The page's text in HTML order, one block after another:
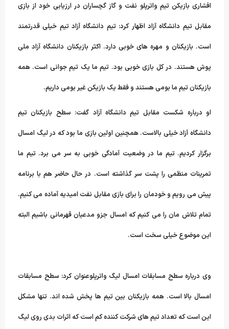
افشاری بازیکن تیم واترپلو نفت و گاز گچساران در ارزیابی خود از بازی
مقابل تیم دانشگاه آزاد اظهار کرد: تیم دانشگاه آزاد تیم خیلی قدرتمند
است. بازیکنان و مهره های خوبی دارد. اکثر بازیکنان دانشگاه آزاد ملی
پوشهستند. در کل بازی خوبی بود. تیم ما یک تیم جوانی است. همه
بازیکنان تیمما بومی هستند و فقط یک بازیکن غیر بومی داریم.
او درباره شکست مقابل تیم دانشگاه آزاد گفت: سطح بازیکنان تیم
دانشگاهآزاد خیلی بالاست. همچنین اولین بازی ما بود که در لیگ امسال
برگزار کردیم. تیم ما در وضعیت آمادگی خوبی به سر می برد. تیم ما
تمرینات منظمی را پشت سر گذاشته است. در حال حاضر هم با برنامه
پیش می رویم و خودمان رابرای بازی مقابل نفت امیدیه آماده می کنیم.
تمام تلاش مان را می کنیم که امسال جزو مدعیان قهرمانی باشیم البته
این موضوع خیلی سخت است.
وی درباره سطح مسابقات امسال لیگ واترپلوعنوان کرد: سطح مسابقات
امسالبالا است. همه بازیکنان بین تیم ها پخش شده اند. تنها مشکل
این است کهتعداد تیم های شرکت کننده کم است که اثرات بدی روی لیگ